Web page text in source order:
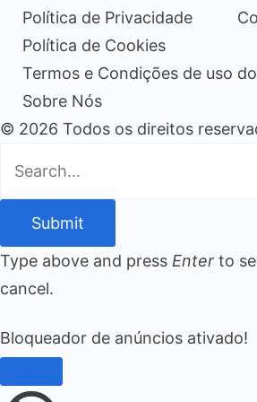
Política de Privacidade
Política de Cookies
Termos e Condições de uso
Sobre Nós
© 2026 Todos os direitos
Submit
Type above and press Enter to
cancel.
Bloqueador de anúncios ativado!